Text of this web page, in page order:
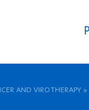
AND VIROTHERAPY